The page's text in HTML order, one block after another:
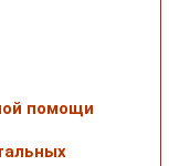
помощи